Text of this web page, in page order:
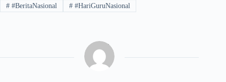
##BeritaNasional ##HariGuruNasional